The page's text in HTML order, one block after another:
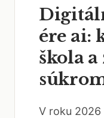
ére ai:
škola
V roku 2026